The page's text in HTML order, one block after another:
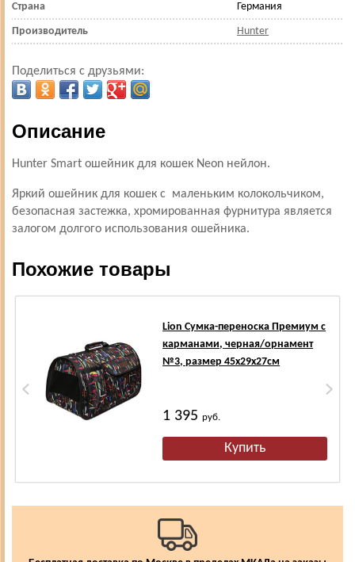
Страна Германия
Производитель Hunter
Поделиться с друзьями:
Описание
Hunter Smart ошейник для кошек Neon нейлон.
Яркий ошейник для кошек с маленьким колокольчиком,
безопасная застежка, хромированная фурнитура является
залогом долгого использования ошейника.
Похожие товары
Lion Сумка-переноска Премиум с
карманами, черная/орнамент
№3, размер 45х29х27см
1 395руб.